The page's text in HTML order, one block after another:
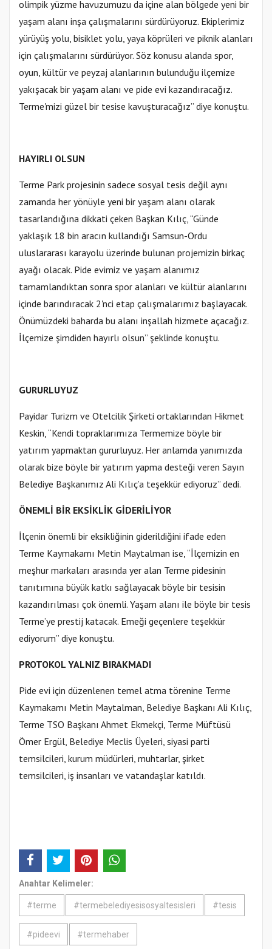
olimpik yüzme havuzumuzu da içine alan bölgede yeni bir
yaşam alanı inşa çalışmalarını sürdürüyoruz. Ekiplerimiz
yürüyüş yolu, bisiklet yolu, yaya köprüleri ve piknik alanları
için çalışmalarını sürdürüyor. Söz konusu alanda spor,
oyun, kültür ve peyzaj alanlarının bulunduğu ilçemize
yakışacak bir yaşam alanı ve pide evi kazandıracağız.
Terme'mizi güzel bir tesise kavuşturacağız” diye konuştu.
HAYIRLI OLSUN
Terme Park projesinin sadece sosyal tesis değil aynı
zamanda her yönüyle yeni bir yaşam alanı olarak
tasarlandığına dikkati çeken Başkan Kılıç, “Günde
yaklaşık 18 bin aracın kullandığı Samsun-Ordu
uluslararası karayolu üzerinde bulunan projemizin birkaç
ayağı olacak. Pide evimiz ve yaşam alanımız
tamamlandıktan sonra spor alanları ve kültür alanlarını
içinde barındıracak 2'nci etap çalışmalarımız başlayacak.
Önümüzdeki baharda bu alanı inşallah hizmete açacağız.
İlçemize şimdiden hayırlı olsun” şeklinde konuştu.
GURURLUYUZ
Payidar Turizm ve Otelcilik Şirketi ortaklarından Hikmet
Keskin, “Kendi topraklarımıza Termemize böyle bir
yatırım yapmaktan gururluyuz. Her anlamda yanımızda
olarak bize böyle bir yatırım yapma desteği veren Sayın
Belediye Başkanımız Ali Kılıç’a teşekkür ediyoruz” dedi.
ÖNEMLİ BİR EKSİKLİK GİDERİLİYOR
İlçenin önemli bir eksikliğinin giderildiğini ifade eden
Terme Kaymakamı Metin Maytalman ise, “İlçemizin en
meşhur markaları arasında yer alan Terme pidesinin
tanıtımına büyük katkı sağlayacak böyle bir tesisin
kazandırılması çok önemli. Yaşam alanı ile böyle bir tesis
Terme’ye prestij katacak. Emeği geçenlere teşekkür
ediyorum” diye konuştu.
PROTOKOL YALNIZ BIRAKMADI
Pide evi için düzenlenen temel atma törenine Terme
Kaymakamı Metin Maytalman, Belediye Başkanı Ali Kılıç,
Terme TSO Başkanı Ahmet Ekmekçi, Terme Müftüsü
Ömer Ergül, Belediye Meclis Üyeleri, siyasi parti
temsilcileri, kurum müdürleri, muhtarlar, şirket
temsilcileri, iş insanları ve vatandaşlar katıldı.
Anahtar Kelimeler:
#terme #termebelediyesisosyaltesisleri #tesis
#pideevi #termehaber